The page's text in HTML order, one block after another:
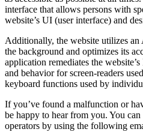
interface that allows persons with
website’s UI (user interface) and
Additionally, the website utilizes an
the background and optimizes its
application remediates the
and behavior for screen-readers
keyboard functions used by
If you’ve found a malfunction or
be happy to hear from you. You can
operators by using the following